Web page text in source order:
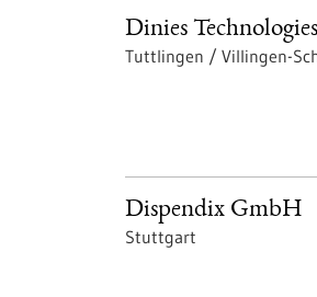
Dinies
Tuttlingen / Villingen-
Dispendix GmbH
Stuttgart